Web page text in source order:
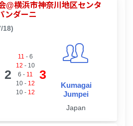
@横浜市神奈川地区センタ
ンダーニ
18)
2
11 - 6
12 - 10
6 - 11
10- 12
10- 12
3
Kumagai
Jumpei
Japan